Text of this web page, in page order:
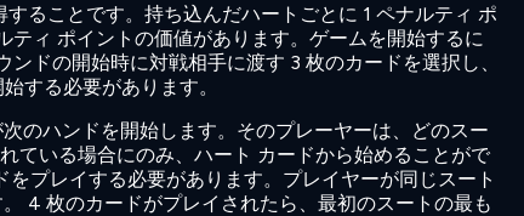
ることです。持ち込んだハートごとに 1 ペナルティ ポ
ィ ポイントの価値があります。ゲームを開始するに
ドの開始時に対戦相手に渡す 3 枚のカードを選択し、
する必要があります。
のハンドを開始します。そのプレーヤーは、どのスー
ている場合にのみ、ハート カードから始めることがで
プレイする必要があります。プレイヤーが同じスート
4 枚のカードがプレイされたら、最初のスートの最も